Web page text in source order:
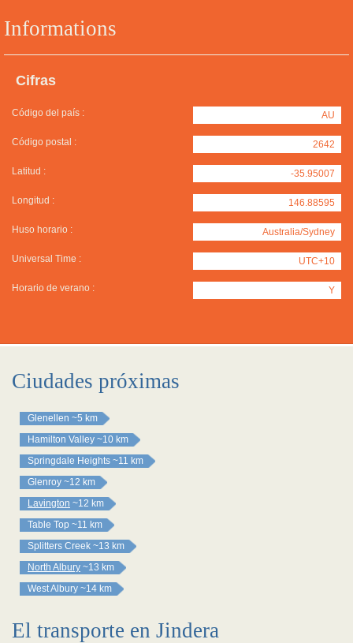
Informations
Cifras
Código del país : AU
Código postal : 2642
Latitud : -35.95007
Longitud : 146.88595
Huso horario : Australia/Sydney
Universal Time : UTC+10
Horario de verano : Y
Ciudades próximas
Glenellen ~5 km
Hamilton Valley ~10 km
Springdale Heights ~11 km
Glenroy ~12 km
Lavington ~12 km
Table Top ~11 km
Splitters Creek ~13 km
North Albury ~13 km
West Albury ~14 km
El transporte en Jindera